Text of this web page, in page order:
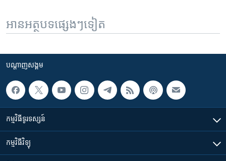
អានអត្ថបទផ្សេងៗទៀត
បណ្តាញ​សង្គម
កម្មវិធី​ទូរទស្សន៍
កម្មវិធី​វិទ្យុ